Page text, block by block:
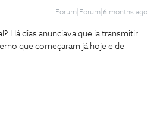
Forum|Forum|6 months ago
Há dias anunciava que ia transmitir
que começaram já hoje e de